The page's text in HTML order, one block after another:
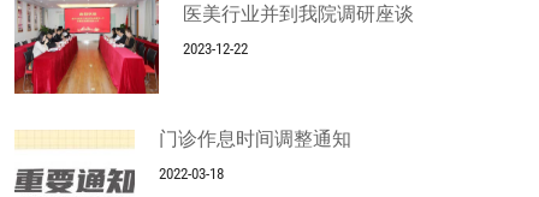
医美行业并到我院调研座谈
2023-12-22
门诊作息时间调整通知
2022-03-18